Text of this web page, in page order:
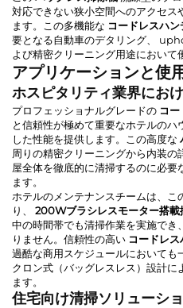
対応できない狭小空間へのアクセス
ます。この多機能な コードレスハ
要となる自動車のデタリング、
よび精密クリーニング用途において
アプリケーションと使
ホスピタリティ業界にお
プロフェッショナルグレードの コ
と信頼性が極めて重要なホテルの
した性能を提供します。この高度な
周りの精密クリーニングから内装
屋全体を徹底的に清掃するのに必
ます。
ホテルのメンテナンスチームは、
り、 200Wブラシレスモーター搭載
中の時間帯でも清掃作業を実施でき
りません。信頼性の高い コードレ
過酷な商用スケジュールにおいても
クロン式（バッグレスレス）設計に
ます。
住宅向け清掃ソリューシ